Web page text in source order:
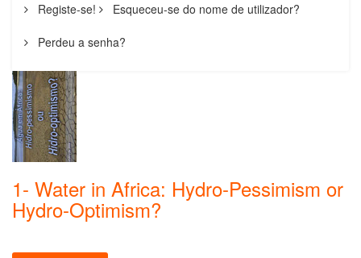
Registe-se! Esqueceu-se do nome de utilizador?
Perdeu a senha?
1- Water in Africa: Hydro-Pessimism or
Hydro-Optimism?